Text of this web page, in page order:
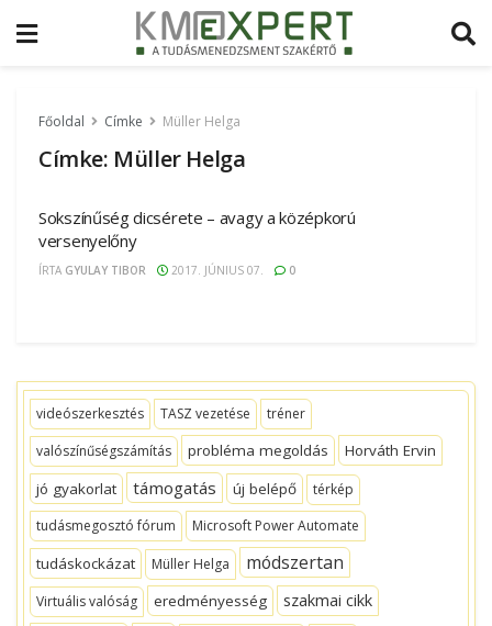
Főoldal Címke Müller Helga
Címke: Müller Helga
Sokszínűség dicsérete – avagy a középkorú
versenyelőny
ÍRTA GYULAY TIBOR 2017. JÚNIUS 07. 0
videószerkesztés TASZ vezetése
tréner
valószínűségszámítás
probléma megoldás
Horváth Ervin
jó gyakorlat
támogatás új belépő
térkép
tudásmegosztó fórum
Microsoft Power Automate
tudáskockázat Müller Helga módszertan
Virtuális valóság eredményesség
szakmai cikk